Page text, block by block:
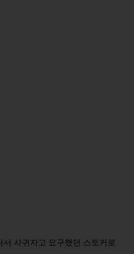
사귀자고 요구했던 스토커로